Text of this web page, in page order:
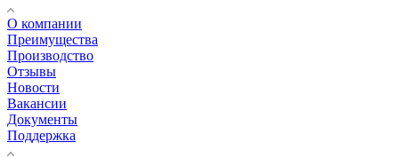
О компании
Преимущества
Производство
Отзывы
Новости
Вакансии
Документы
Поддержка